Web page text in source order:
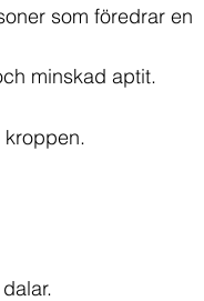
som föredrar en
minskad aptit.